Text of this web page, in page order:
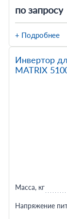
по запросу
+ Подробнее
Инвертор
MATRIX
Масса, кг
Напряжение